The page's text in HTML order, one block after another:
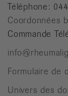
Téléphone:
Coordonnées
Commande
Formulaire de
Univers des